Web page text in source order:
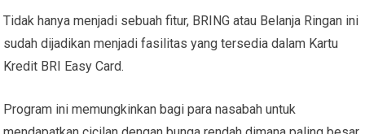
Tidak hanya menjadi sebuah fitur, BRING atau Belanja Ringan ini
sudah dijadikan menjadi fasilitas yang tersedia dalam Kartu
Kredit BRI Easy Card.
Program ini memungkinkan bagi para nasabah untuk